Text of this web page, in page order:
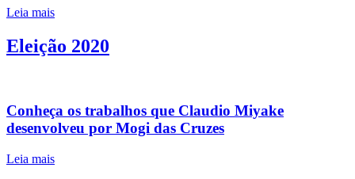
Leia mais
Eleição 2020
Conheça os trabalhos que Claudio Miyake
desenvolveu por Mogi das Cruzes
Leia mais